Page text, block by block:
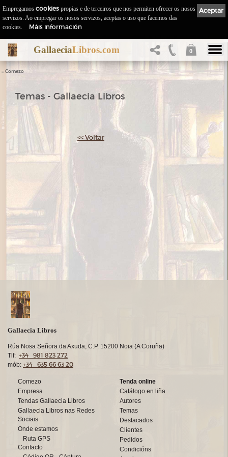
GallaeciaLibros.com 0
:: Comezo
Temas - Gallaecia Libros
<< Voltar
Gallaecia Libros
Rúa Nosa Señora da Axuda, C.P. 15200 Noia (A Coruña)
Tlf: +34 981 823 272
mób: +34 635 66 63 20
Comezo
Empresa
Tendas Gallaecia Libros
Gallaecia Libros nas Redes
Sociais
Onde estamos
Ruta GPS
Contacto
Tenda online
Catálogo en liña
Autores
Temas
Destacados
Clientes
Pedidos
Condicións
Aceptar
Empregamos cookies propias e de terceiros que nos permiten ofrecer os nosos
servizos. Ao empregar os nosos servizos, aceptas o uso que facemos das
cookies.
Máis información